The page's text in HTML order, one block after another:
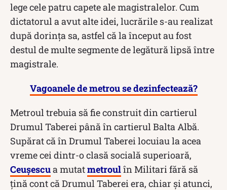
lege cele patru capete ale magistralelor. Cum
dictatorul a avut alte idei, lucrările s-au realizat
după dorința sa, astfel că la început au fost
destul de multe segmente de legătură lipsă între
magistrale.
Vagoanele de metrou se dezinfectează?
Metroul trebuia să fie construit din cartierul
Drumul Taberei până în cartierul Balta Albă.
Supărat că în Drumul Taberei locuiau la acea
vreme cei dintr-o clasă socială superioară,
Ceușescua mutatmetroulîn Militari fără să
țină cont că Drumul Taberei era, chiar și atunci,